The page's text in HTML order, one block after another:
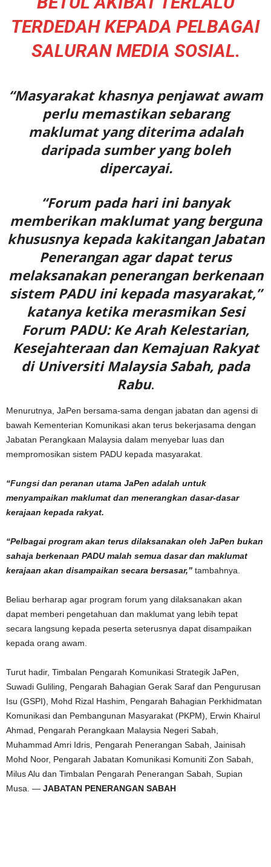
TERDEDAH KEPADA PELBAGAI
SALURAN MEDIA SOSIAL.
“Masyarakat khasnya penjawat awam
perlu memastikan sebarang
maklumat yang diterima adalah
daripada sumber yang boleh
dipercayai.
“Forum pada hari ini banyak
memberikan maklumat yang berguna
khususnya kepada kakitangan Jabatan
Penerangan agar dapat terus
melaksanakan penerangan berkenaan
sistem PADU ini kepada masyarakat,”
katanya ketika merasmikan Sesi
Forum PADU: Ke Arah Kelestarian,
Kesejahteraan dan Kemajuan Rakyat
di Universiti Malaysia Sabah, pada
Rabu.
Menurutnya, JaPen bersama-sama dengan jabatan dan agensi di
bawah Kementerian Komunikasi akan terus bekerjasama dengan
Jabatan Perangkaan Malaysia dalam menyebar luas dan
mempromosikan sistem PADU kepada masyarakat.
“Fungsi dan peranan utama JaPen adalah untuk
menyampaikan maklumat dan menerangkan dasar-dasar
kerajaan kepada rakyat.
“Pelbagai program akan terus dilaksanakan oleh JaPen bukan
sahaja berkenaan PADU malah semua dasar dan maklumat
kerajaan akan disampaikan secara bersasar,” tambahnya.
Beliau berharap agar program forum yang dilaksanakan akan
dapat memberi pengetahuan dan maklumat yang lebih tepat
secara langsung kepada peserta seterusnya dapat disampaikan
kepada orang awam.
Turut hadir, Timbalan Pengarah Komunikasi Strategik JaPen,
Suwadi Guliling, Pengarah Bahagian Gerak Saraf dan Pengurusan
Isu (GSPI), Mohd Rizal Hashim, Pengarah Bahagian Perkhidmatan
Komunikasi dan Pembangunan Masyarakat (PKPM), Erwin Khairul
Ahmad, Pengarah Perangkaan Malaysia Negeri Sabah,
Muhammad Amri Idris, Pengarah Penerangan Sabah, Jainisah
Mohd Noor, Pengarah Jabatan Komunikasi Komuniti Zon Sabah,
Milus Alu dan Timbalan Pengarah Penerangan Sabah, Supian
Musa. — JABATAN PENERANGAN SABAH